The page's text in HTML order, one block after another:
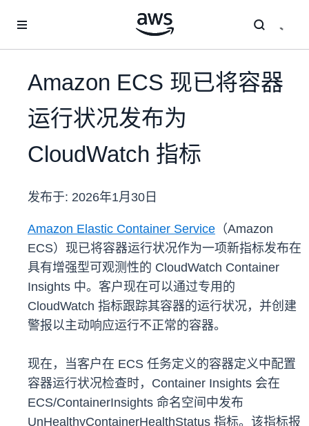
Amazon ECS 现已将容器
运行状况发布为
CloudWatch 指标
发布于: 2026年1月30日
Amazon Elastic Container Service （Amazon
ECS）现已将容器运行状况作为一项新指标发布在
具有增强型可观测性的 CloudWatch Container
Insights 中。客户现在可以通过专用的
CloudWatch 指标跟踪其容器的运行状况，并创建
警报以主动响应运行不正常的容器。
现在，当客户在 ECS 任务定义的容器定义中配置
容器运行状况检查时，Container Insights 会在
ECS/ContainerInsights 命名空间中发布
UnHealthyContainerHealthStatus 指标。该指标报